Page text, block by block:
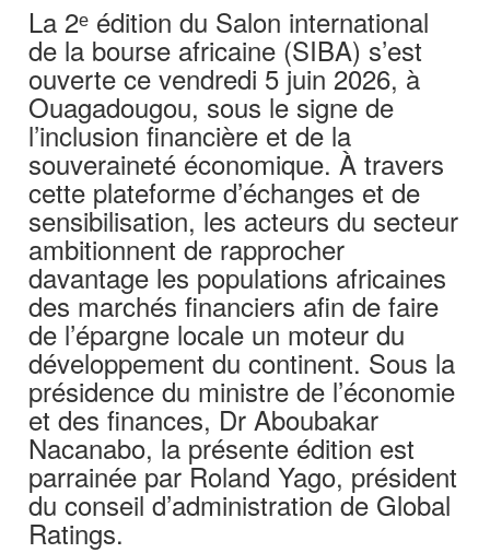
La 2ᵉ édition du Salon international
de la bourse africaine (SIBA) s’est
ouverte ce vendredi 5 juin 2026, à
Ouagadougou, sous le signe de
l’inclusion financière et de la
souveraineté économique. À travers
cette plateforme d’échanges et de
sensibilisation, les acteurs du secteur
ambitionnent de rapprocher
davantage les populations africaines
des marchés financiers afin de faire
de l’épargne locale un moteur du
développement du continent. Sous la
présidence du ministre de l’économie
et des finances, Dr Aboubakar
Nacanabo, la présente édition est
parrainée par Roland Yago, président
du conseil d’administration de Global
Ratings.